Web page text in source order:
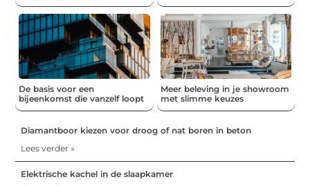
De basis voor een
bijeenkomst die vanzelf loopt
Meer beleving in je showroom
met slimme keuzes
Diamantboor kiezen voor droog of nat boren in beton
Lees verder »
Elektrische kachel in de slaapkamer